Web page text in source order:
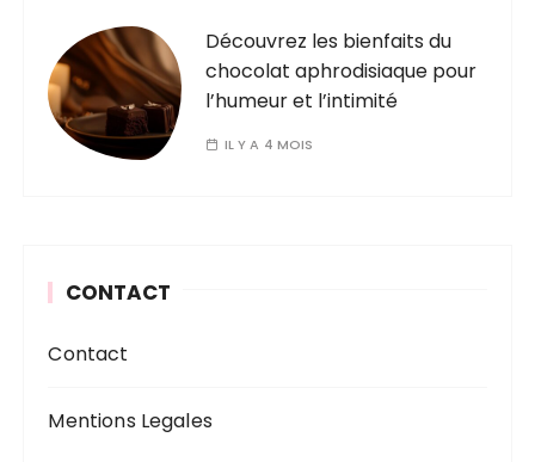
Découvrez les bienfaits du
chocolat aphrodisiaque pour
l’humeur et l’intimité
IL Y A 4 MOIS
CONTACT
Contact
Mentions Legales